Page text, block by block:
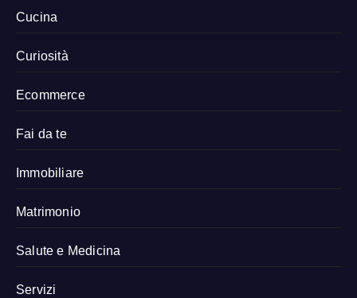
Cucina
Curiosità
Ecommerce
Fai da te
Immobiliare
Matrimonio
Salute e Medicina
Servizi